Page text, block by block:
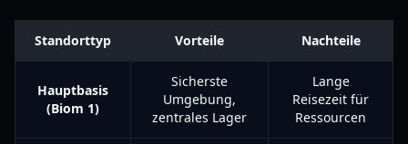
Standorttyp Vorteile Nachteile
Hauptbasis
(Biom 1)
Sicherste
Umgebung,
zentrales Lager
Lange
Reisezeit für
Ressourcen